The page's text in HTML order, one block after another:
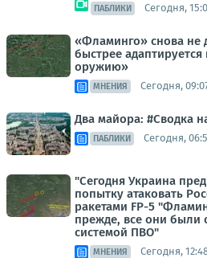
ПАБЛИКИ Сегодня,
«Фламинго» снова не
быстрее
оружию»
МНЕНИЯ Сегодня,
Два майора: #Сводка
ПАБЛИКИ Сегодня,
"Сегодня Украина
попытку атаковать
ракетами FP-5
прежде, все они были
системой ПВО"
МНЕНИЯ Сегодня,